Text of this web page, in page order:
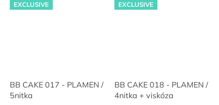
EXCLUSIVE
BB CAKE 017 - PLAMEN /
5nitka
EXCLUSIVE
BB CAKE 018 - PLAMEN /
4nitka + viskóza